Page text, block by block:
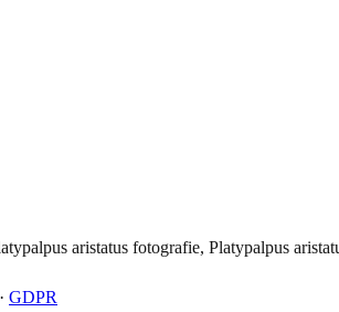
aristatus fotografie, Platypalpus
· GDPR